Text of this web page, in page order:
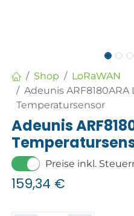
Shop
LoRaWAN
Adeunis ARF8180ARA
Temperatursensor
Adeunis
Preise inkl.
159,34 €